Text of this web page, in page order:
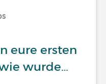
eure ersten
wurde…